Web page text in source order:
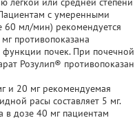
с умеренными
мл/мин) рекомендуется
противопоказана
почек. При почечной
Розулип® противопоказан
и 20 мг рекомендуемая
расы составляет 5 мг.
в дозе 40 мг пациентам